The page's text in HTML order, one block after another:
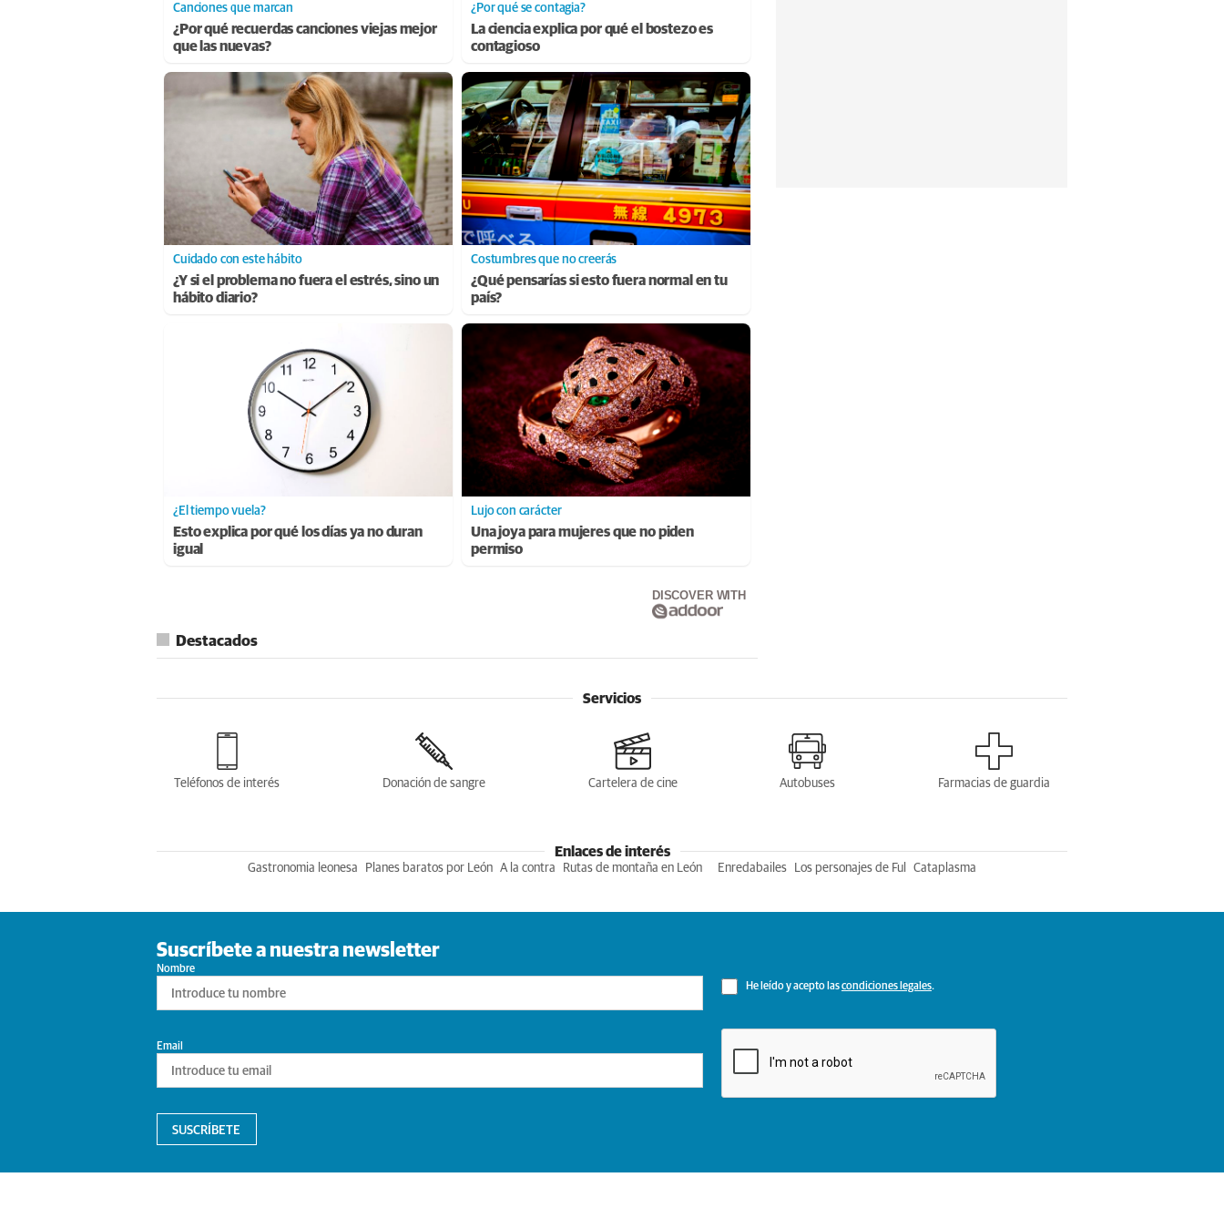
Canciones que marcan
¿Por qué recuerdas canciones viejas mejor
que las nuevas?
¿Por qué se contagia?
La ciencia explica por qué el bostezo es
contagioso
Cuidado con este hábito
¿Y si el problema no fuera el estrés, sino un
hábito diario?
Costumbres que no creerás
¿Qué pensarías si esto fuera normal en tu
país?
¿El tiempo vuela?
Esto explica por qué los días ya no duran
igual
Lujo con carácter
Una joya para mujeres que no piden
permiso
DISCOVER WITH
Destacados
Servicios
Teléfonos de interés Donación de sangre Cartelera de cine Autobuses Farmacias de guardia
Enlaces de interés
Gastronomia leonesa Planes baratos por León A la contra Rutas de montaña en León Enredabailes Los personajes de Ful Cataplasma
Suscríbete a nuestra newsletter
Nombre
He leído y acepto lascondiciones legales.
Email
SUSCRÍBETE